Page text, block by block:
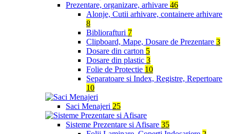
Prezentare, organizare, arhivare 46
Alonje, Cutii arhivare, containere arhivare
8
Bibliorafturi 7
Clipboard, Mape, Dosare de Prezentare 3
Dosare din carton 5
Dosare din plastic 3
Folie de Protectie 10
Separatoare si Index, Registre, Repertoare
10
Saci Menajeri 25
Sisteme Prezentare si Afisare 35